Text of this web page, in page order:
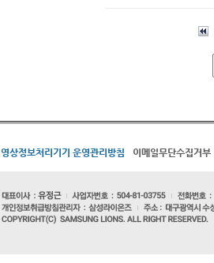
영상정보처리기기 운영관리방침 이메일무단수집거부